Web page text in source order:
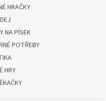
HRAČKY
NA PÍSEK
POTŘEBY
HRY